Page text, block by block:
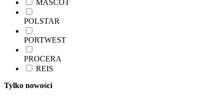
MASCOT
POLSTAR
PORTWEST
PROCERA
REIS
Tylko nowości